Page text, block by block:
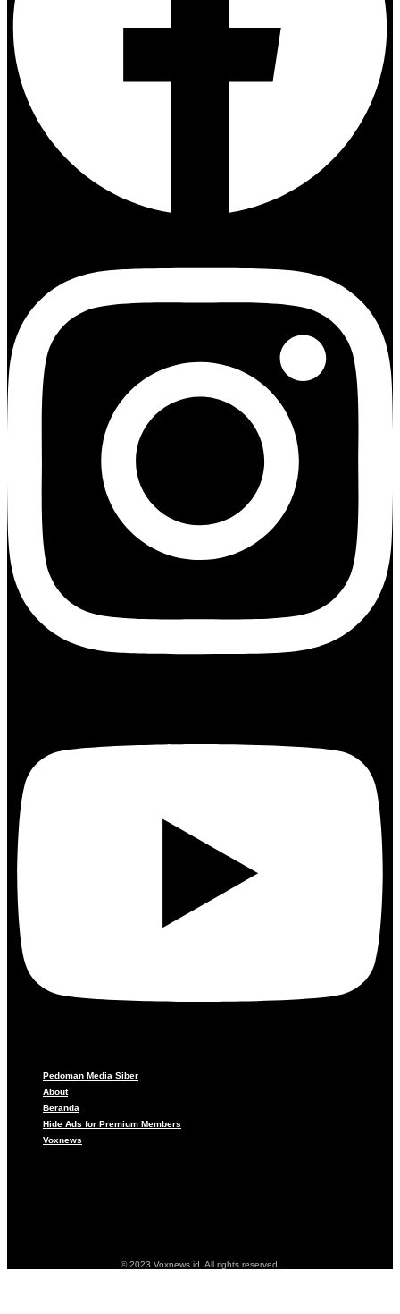
Pedoman Media Siber
About
Beranda
Hide Ads for Premium Members
Voxnews
© 2023 Voxnews.id. All rights reserved.